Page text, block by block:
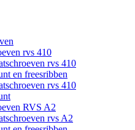
rvs 410
rvs 410
en freesribben
rvs 410
RVS A2
rvs A2